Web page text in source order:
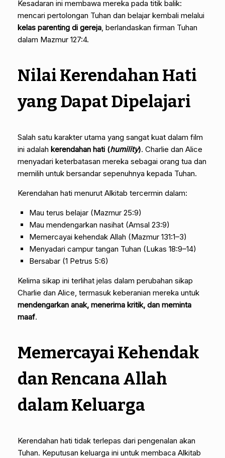
Kesadaran ini membawa mereka pada titik balik:
mencari pertolongan Tuhan dan belajar kembali melalui
kelas parenting di gereja , berlandaskan firman Tuhan
dalam Mazmur 127:4.
Nilai Kerendahan Hati
yang Dapat Dipelajari
Salah satu karakter utama yang sangat kuat dalam film
ini adalah kerendahan hati (humility). Charlie dan Alice
menyadari keterbatasan mereka sebagai orang tua dan
memilih untuk bersandar sepenuhnya kepada Tuhan.
Kerendahan hati menurut Alkitab tercermin dalam:
Mau terus belajar (Mazmur 25:9)
Mau mendengarkan nasihat (Amsal 23:9)
Memercayai kehendak Allah (Mazmur 131:1–3)
Menyadari campur tangan Tuhan (Lukas 18:9–14)
Bersabar (1 Petrus 5:6)
Kelima sikap ini terlihat jelas dalam perubahan sikap
Charlie dan Alice, termasuk keberanian mereka untuk
mendengarkan anak, menerima kritik, dan meminta
maaf.
Memercayai Kehendak
dan Rencana Allah
dalam Keluarga
Kerendahan hati tidak terlepas dari pengenalan akan
Tuhan. Keputusan keluarga ini untuk membaca Alkitab